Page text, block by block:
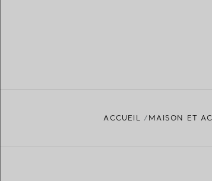
ACCUEIL MAISON ET